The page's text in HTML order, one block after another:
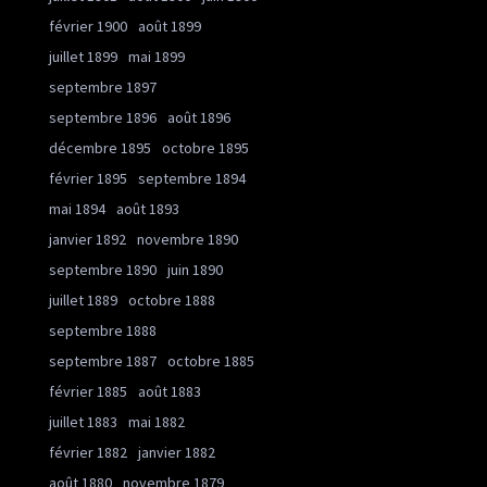
février 1900 août 1899
juillet 1899 mai 1899
septembre 1897
septembre 1896 août 1896
décembre 1895
octobre 1895
février 1895
septembre 1894
mai 1894 août 1893
janvier 1892
novembre 1890
septembre 1890 juin 1890
juillet 1889 octobre 1888
septembre 1888
septembre 1887 octobre 1885
février 1885
août 1883
juillet 1883
mai 1882
février 1882
janvier 1882
août 1880 novembre 1879